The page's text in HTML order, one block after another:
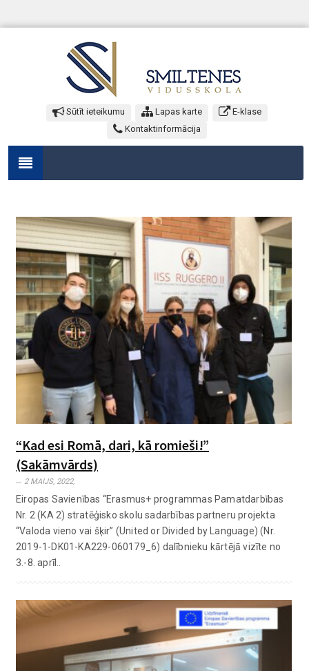
Sūtīt ieteikumu Lapas karte
E-klase
Kontaktinformācija
“Kad esi Romā, dari, kā romieši!”
(Sakāmvārds)
2 MAIJS, 2022,
Eiropas Savienības “Erasmus+ programmas Pamatdarbības
Nr. 2 (KA 2) stratēģisko skolu sadarbības partneru projekta
“Valoda vieno vai šķir” (United or Divided by Language) (Nr.
2019-1-DK01-KA229-060179_6) dalībnieku kārtējā vizīte no
3.-8. aprīl..